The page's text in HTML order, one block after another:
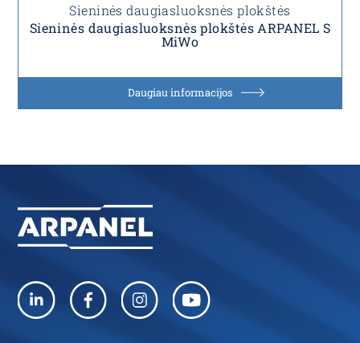
Sieninės daugiasluoksnės plokštės
Sieninės daugiasluoksnės plokštės ARPANEL S
MiWo
Daugiau informacijos